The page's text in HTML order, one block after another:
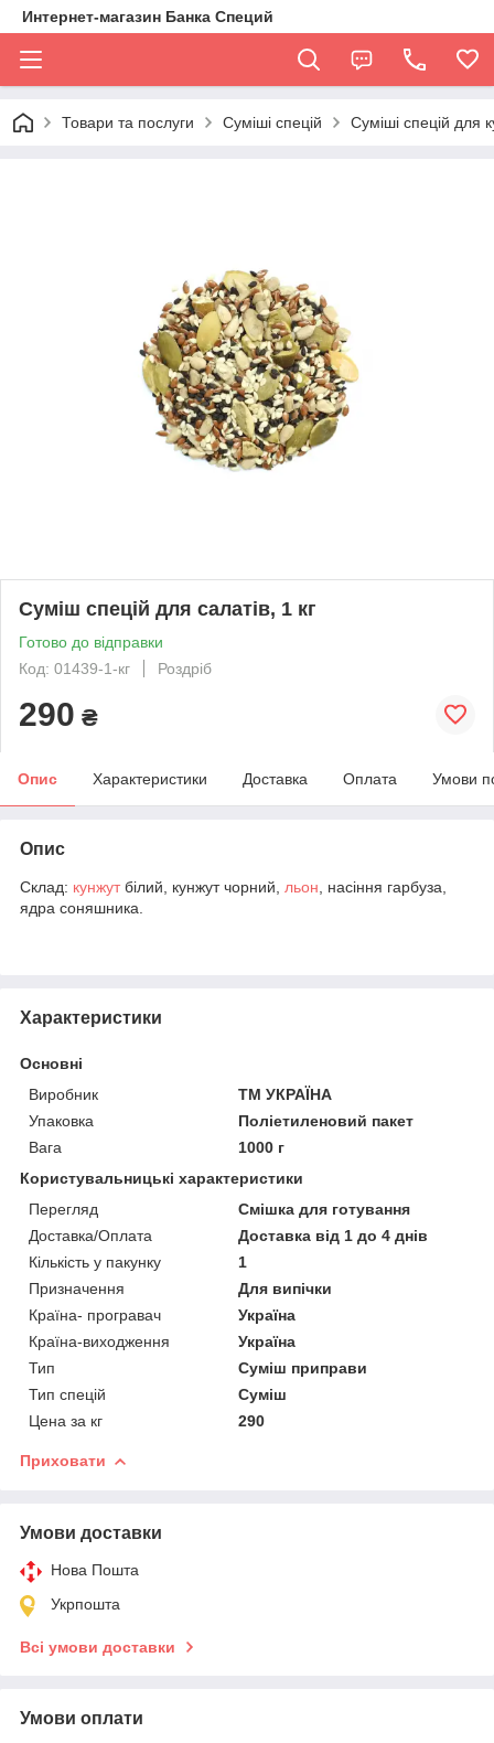
Интернет-магазин Банка Специй
Товари та послуги Суміші спецій Суміші спецій для
Суміш спецій для салатів, 1 кг
Готово до відправки
Код: 01439-1-кг
Роздріб
290 ₴
Опис Характеристики Доставка Оплата Умови
Опис
Склад: кунжутбілий, кунжут чорний, льон , насіння гарбуза,
ядра соняшника.
Характеристики
Основні
Виробник
ТМ УКРАЇНА
Упаковка
Поліетиленовий пакет
Вага
1000 г
Користувальницькі характеристики
Перегляд
Смішка для готування
Доставка/Оплата
Доставка від 1 до 4 днів
Кількість у пакунку
1
Призначення
Для випічки
Країна- програвач
Україна
Країна-виходження
Україна
Тип
Суміш приправи
Тип спецій
Суміш
Цена за кг
290
Приховати
Умови доставки
Нова Пошта
Укрпошта
Всі умови доставки
Умови оплати